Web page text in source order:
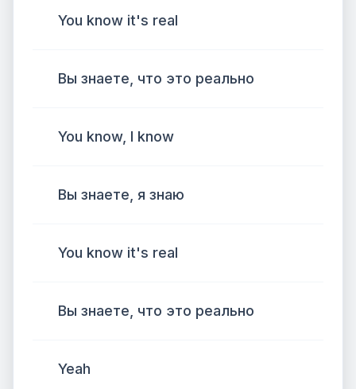
You know it's real
Вы знаете, что это реально
You know, I know
Вы знаете, я знаю
You know it's real
Вы знаете, что это реально
Yeah